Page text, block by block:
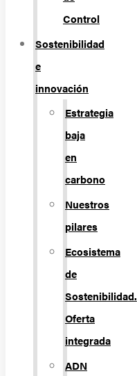
Control
Sostenibilidad
e
innovación
Estrategia
baja
en
carbono
Nuestros
pilares
Ecosistema
de
Sostenibilidad.
Oferta
integrada
ADN